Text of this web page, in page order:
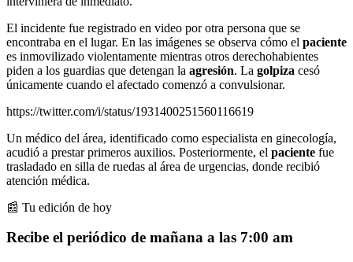
El incidente fue registrado en video por otra persona que se
encontraba en el lugar. En las imágenes se observa cómo el paciente
es inmovilizado violentamente mientras otros derechohabientes
piden a los guardias que detengan la agresión. La golpiza cesó
únicamente cuando el afectado comenzó a convulsionar.
https://twitter.com/i/status/1931400251560116619
Un médico del área, identificado como especialista en ginecología,
acudió a prestar primeros auxilios. Posteriormente, el paciente fue
trasladado en silla de ruedas al área de urgencias, donde recibió
atención médica.
📰 Tu edición de hoy
Recibe el periódico de mañana a las 7:00 am